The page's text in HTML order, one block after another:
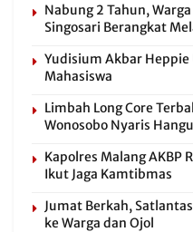
Nabung 2 Tahun,
Singosari Berangkat
Yudisium Akbar Heppie
Mahasiswa
Limbah Long Core
Wonosobo Nyaris
Kapolres Malang AKBP
Ikut Jaga Kamtibmas
Jumat Berkah,
ke Warga dan Ojol